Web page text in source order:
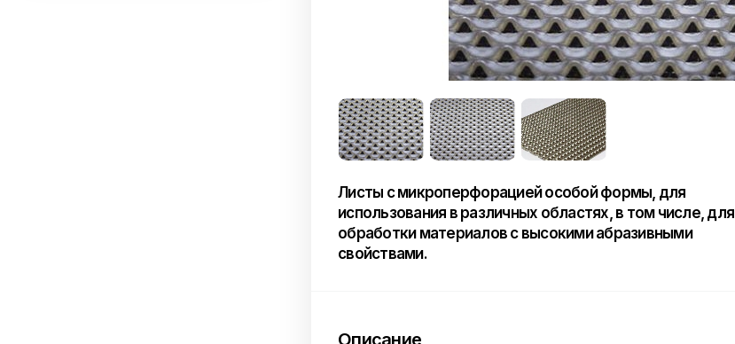
Листы с микроперфорацией особой формы, для
использования в различных областях, в том числе, для
обработки материалов с высокими абразивными
свойствами.
Описание